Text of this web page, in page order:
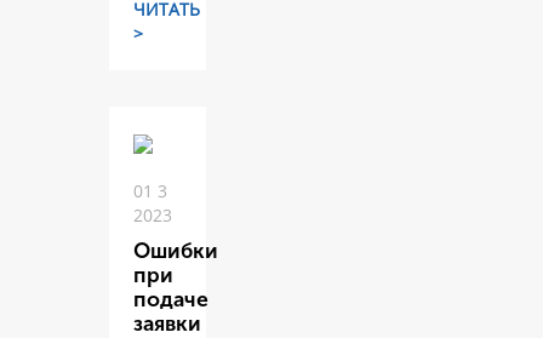
ЧИТАТЬ
>
01 3
2023
Ошибки
при
подаче
заявки